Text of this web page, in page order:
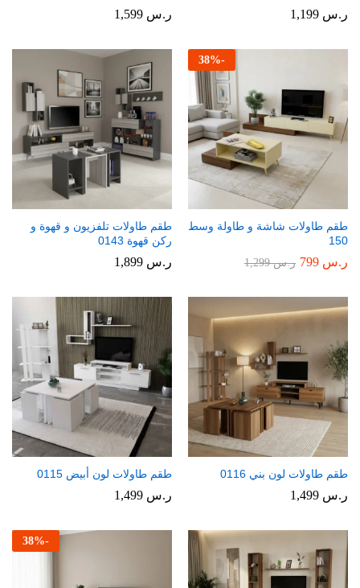
ر.س ر.س
-
38%
طقم طاولات شاشة و طاولة وسط
150
ر.س ر.س1,299
طقم طاولات تلفزيون و قهوة و
ركن قهوة 0143
ر.س
طقم طاولات لون بني 0116
ر.س
طقم طاولات لون أبيض 0115
ر.س
-
38%